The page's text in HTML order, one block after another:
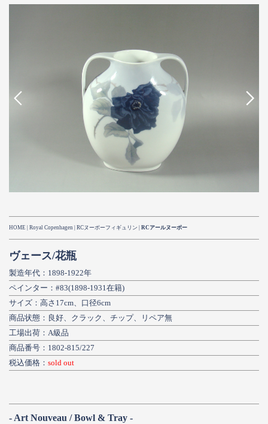
HOME Royal Copenhagen | RCヌーボーフィギュリン | RCアールヌーボー
ヴェース/花瓶
製造年代：1898-1922年
ペインター：#83(1898-1931在籍)
サイズ：高さ17cm、口径6cm
商品状態：良好、クラック、チップ、リペア無
工場出荷：A級品
商品番号：1802-815/227
税込価格： sold out
- Art Nouveau / Bowl & Tray -